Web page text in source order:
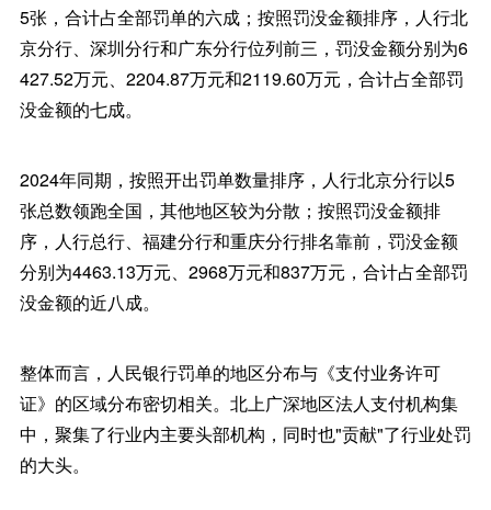
5张，合计占全部罚单的六成；按照罚没金额排序，人行北
京分行、深圳分行和广东分行位列前三，罚没金额分别为6
427.52万元、2204.87万元和2119.60万元，合计占全部罚
没金额的七成。
2024年同期，按照开出罚单数量排序，人行北京分行以5
张总数领跑全国，其他地区较为分散；按照罚没金额排
序，人行总行、福建分行和重庆分行排名靠前，罚没金额
分别为4463.13万元、2968万元和837万元，合计占全部罚
没金额的近八成。
整体而言，人民银行罚单的地区分布与《支付业务许可
证》的区域分布密切相关。北上广深地区法人支付机构集
中，聚集了行业内主要头部机构，同时也"贡献"了行业处罚
的大头。